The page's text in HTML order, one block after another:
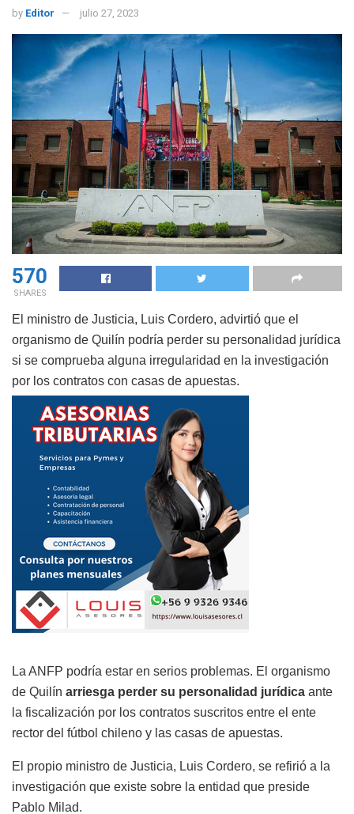
by Editor julio 27, 2023
570
SHARES
El ministro de Justicia, Luis Cordero, advirtió que el
organismo de Quilín podría perder su personalidad jurídica
si se comprueba alguna irregularidad en la investigación
por los contratos con casas de apuestas.
La ANFP podría estar en serios problemas. El organismo
de Quilín arriesga perder su personalidad jurídica ante
la fiscalización por los contratos suscritos entre el ente
rector del fútbol chileno y las casas de apuestas.
El propio ministro de Justicia, Luis Cordero, se refirió a la
investigación que existe sobre la entidad que preside
Pablo Milad.